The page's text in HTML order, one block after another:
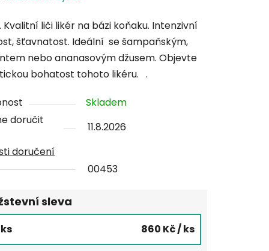
Kvalitní liči likér na bázi koňaku. Intenzivní
šťavnatost. Ideální se šampaňským,
nebo ananasovým džusem. Objevte
bohatost tohoto likéru. .
Skladem
doručit
11.8.2026
doručení
00453
sleva
860 Kč/ ks